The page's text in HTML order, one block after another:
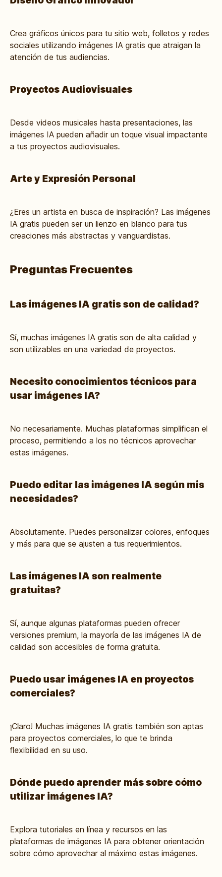
Crea gráficos únicos para tu sitio web, folletos y redes
sociales utilizando imágenes IA gratis que atraigan la
atención de tus audiencias.
Proyectos Audiovisuales
Desde videos musicales hasta presentaciones, las
imágenes IA pueden añadir un toque visual impactante
a tus proyectos audiovisuales.
Arte y Expresión Personal
¿Eres un artista en busca de inspiración? Las imágenes
IA gratis pueden ser un lienzo en blanco para tus
creaciones más abstractas y vanguardistas.
Preguntas Frecuentes
Las imágenes IA gratis son de calidad?
Sí, muchas imágenes IA gratis son de alta calidad y
son utilizables en una variedad de proyectos.
Necesito conocimientos técnicos para
usar imágenes IA?
No necesariamente. Muchas plataformas simplifican el
proceso, permitiendo a los no técnicos aprovechar
estas imágenes.
Puedo editar las imágenes IA según mis
necesidades?
Absolutamente. Puedes personalizar colores, enfoques
y más para que se ajusten a tus requerimientos.
Las imágenes IA son realmente
gratuitas?
Sí, aunque algunas plataformas pueden ofrecer
versiones premium, la mayoría de las imágenes IA de
calidad son accesibles de forma gratuita.
Puedo usar imágenes IA en proyectos
comerciales?
¡Claro! Muchas imágenes IA gratis también son aptas
para proyectos comerciales, lo que te brinda
flexibilidad en su uso.
Dónde puedo aprender más sobre cómo
utilizar imágenes IA?
Explora tutoriales en línea y recursos en las
plataformas de imágenes IA para obtener orientación
sobre cómo aprovechar al máximo estas imágenes.